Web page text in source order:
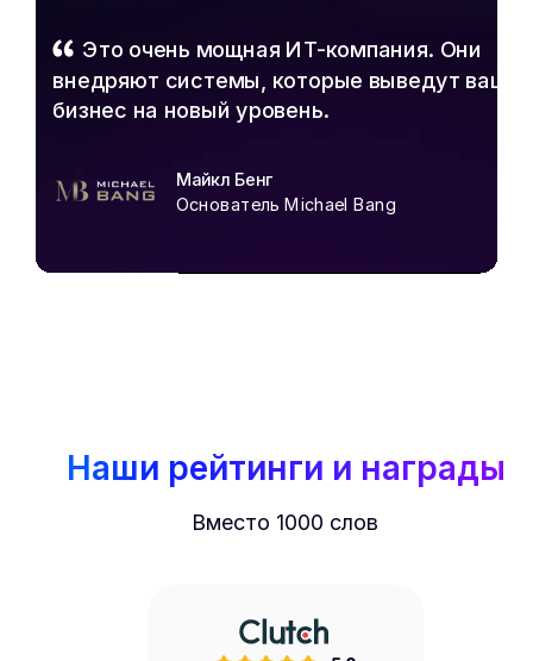
Это очень мощная ИТ-компания. Они
внедряют системы, которые выведут ваш
бизнес на новый уровень.
Майкл Бенг
Основатель Michael Bang
Наши рейтинги и награды
Вместо 1000 слов